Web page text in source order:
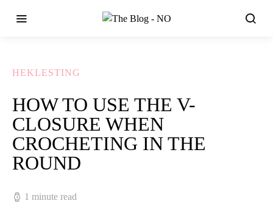
HEKLESTING
HOW TO USE THE V-
CLOSURE WHEN
CROCHETING IN THE
ROUND
1 minute read